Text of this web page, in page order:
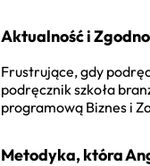
Aktualność i
Frustrujące, gdy
podręcznik szkoła
programową Biznes i
Metodyka, która